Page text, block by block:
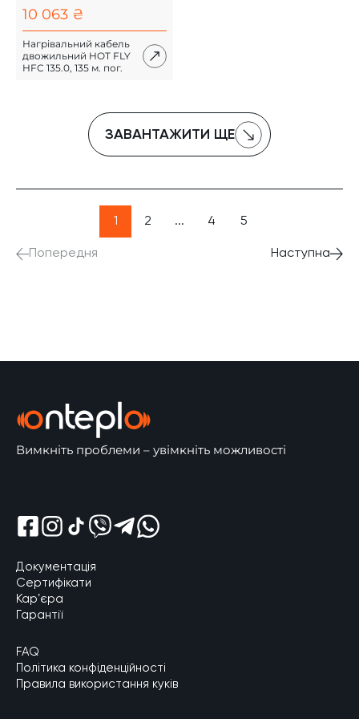
10 063 ₴
Нагрівальний кабель
двожильний HOT FLY
HFC 135.0, 135 м. пог.
ЗАВАНТАЖИТИ ЩЕ
Попередня
1 2 ... 4 5
Наступна
Вимкніть проблеми – увімкніть можливості
Документація
Сертифікати
Карʼєра
Гарантії
FAQ
Політика конфіденційності
Правила використання куків
Відкрити Shreem Facebook
Відкрити Shreem Instagram
Відкрити Shreem Tik Tok
Відкрити Shreem Viber
Відкрити Shreem Telegram
Відкрити Shreem Whatsapp